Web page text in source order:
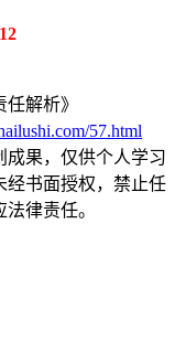
解析》
57.html
成果，仅供个人学习
经书面授权，禁止任
律责任。